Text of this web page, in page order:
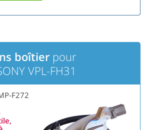
boîtier pour
VPL-FH31
F272